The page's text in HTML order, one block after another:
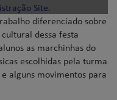
Site.
diferenciado sobre
dessa festa
as marchinhas do
escolhidas pela turma
alguns movimentos para